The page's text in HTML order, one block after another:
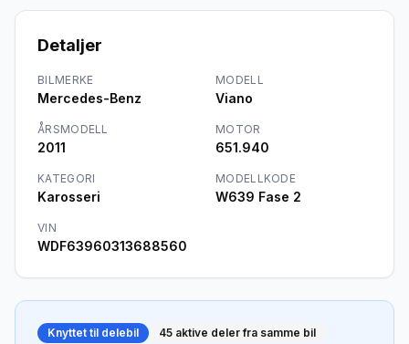
Detaljer
BILMERKE
Mercedes-Benz
MODELL
Viano
ÅRSMODELL
2011
MOTOR
651.940
KATEGORI
Karosseri
MODELLKODE
W639 Fase 2
VIN
WDF63960313688560
Knyttet til delebil 45 aktive deler fra samme bil